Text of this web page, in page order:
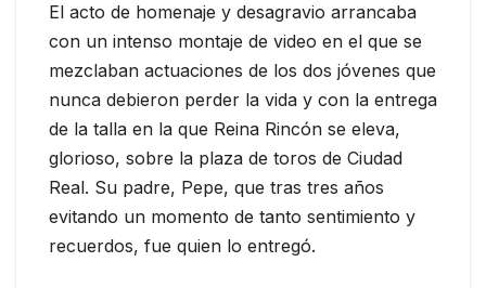
El acto de homenaje y desagravio arrancaba
con un intenso montaje de video en el que se
mezclaban actuaciones de los dos jóvenes que
nunca debieron perder la vida y con la entrega
de la talla en la que Reina Rincón se eleva,
glorioso, sobre la plaza de toros de Ciudad
Real. Su padre, Pepe, que tras tres años
evitando un momento de tanto sentimiento y
recuerdos, fue quien lo entregó.